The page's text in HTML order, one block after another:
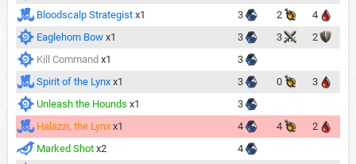
Bloodscalp Strategist x1 3 2
4
Eaglehorn Bow x1 3 3
2
Kill Command x1
3
Spirit of the Lynx x1 3 0
3
Unleash the Hounds x1
3
Halazzi, the Lynx x1 4 4
2
Marked Shot x2
4